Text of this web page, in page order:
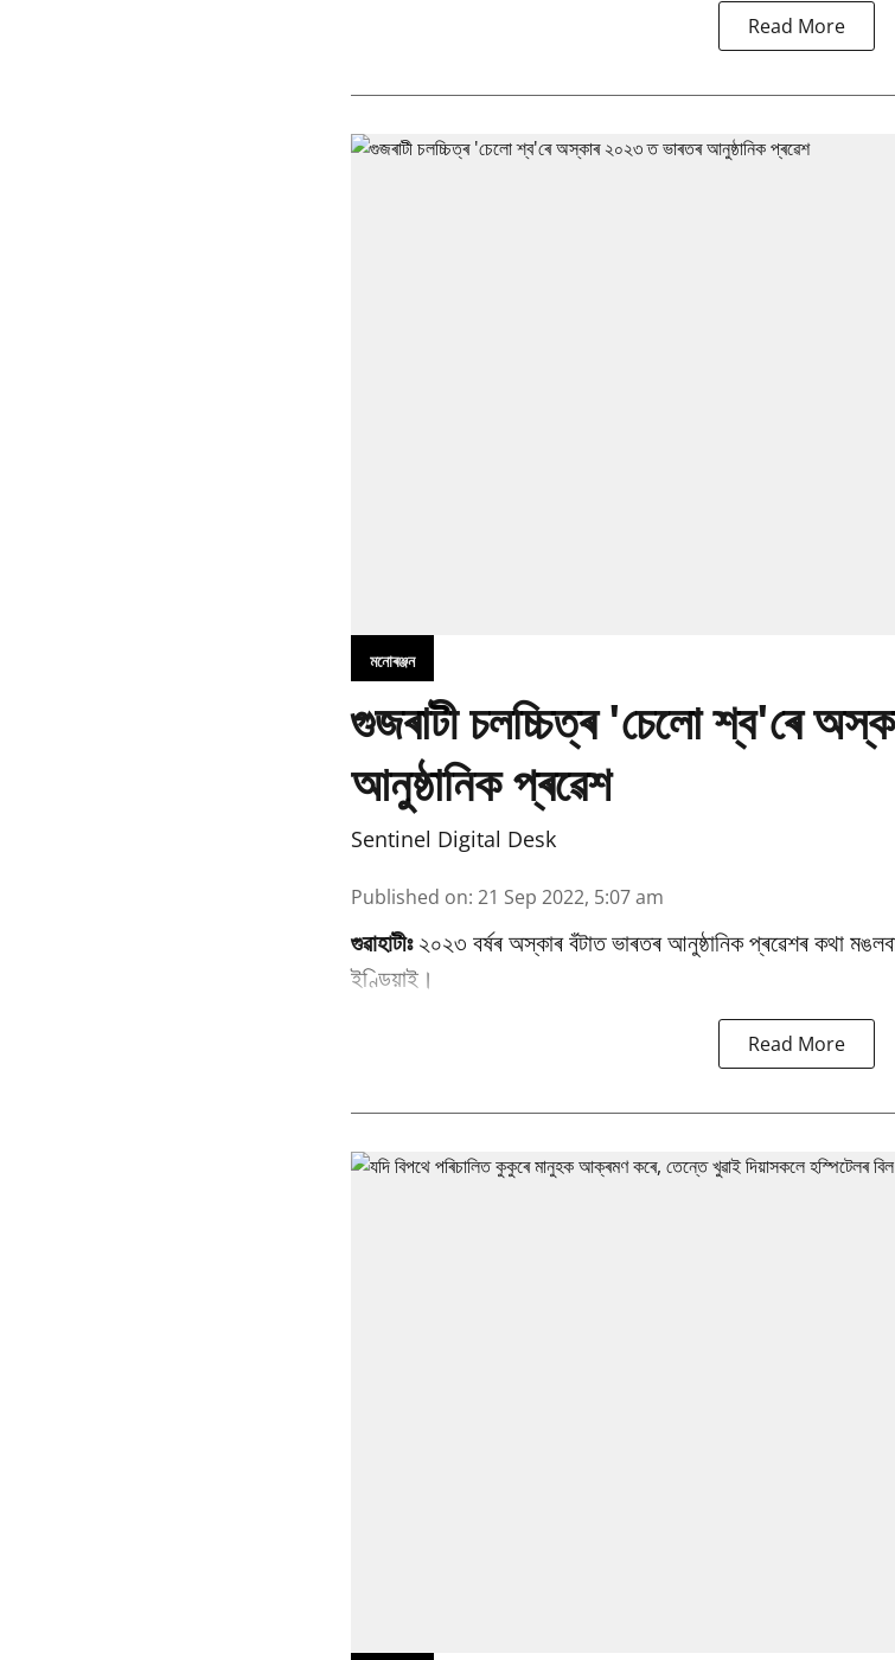
Read More
মনোৰঞ্জন
গুজৰাটী চলচ্চিত্ৰ 'চেলো শ্ব'ৰে
আনুষ্ঠানিক প্ৰৱেশ
Sentinel Digital Desk
Published on: 21 Sep 2022, 5:07 am
গুৱাহাটীঃ২০২৩ বৰ্ষৰ অস্কাৰ বঁটাত ভাৰতৰ আনুষ্ঠানিক প্ৰৱেশৰ কথা
ইণ্ডিয়াই।
Read More